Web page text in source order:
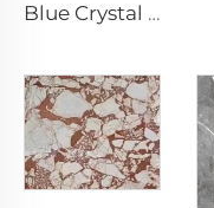
Blue Crystal Hallikasvalge Looduslik Kivemarmor Sinakas halli Tekstuuri ja Heledate Sädemetega